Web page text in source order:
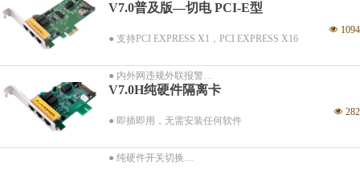
● 支持10/100/1000M 网络环境
● 支持64位操作系统
넶 1094
V7.0普及版—切电 PCI-E型
● 支持PCI EXPRESS X1，PCI EXPRESS X16
● 内外网违规外联报警
● 支持文件粉碎
넶 282
V7.0H纯硬件隔离卡
● 即插即用，无需安装任何软件
● 纯硬件开关切换